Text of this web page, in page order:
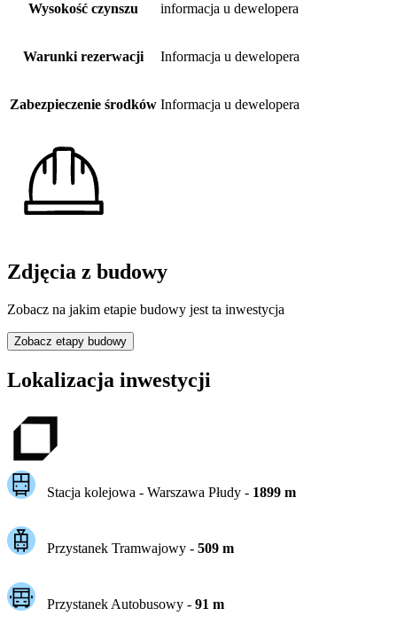
Wysokość czynszu informacja u dewelopera
Warunki rezerwacji Informacja u dewelopera
Zabezpieczenie środków Informacja u dewelopera
Zdjęcia z budowy
Zobacz na jakim etapie budowy jest ta inwestycja
Zobacz etapy budowy
Lokalizacja inwestycji
Stacja kolejowa - Warszawa Płudy- 1899m
Przystanek Tramwajowy - 509m
Przystanek Autobusowy - 91 m